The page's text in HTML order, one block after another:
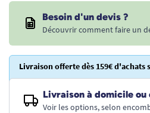
Besoin d'un devis ?
Découvrir comment faire un
Livraison offerte dès 159€ d'achats
Livraison à domicile
Voir les options, selon